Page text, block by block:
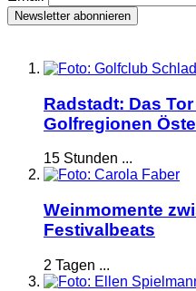
Radstadt: Das
Golfregionen
15 Stunden ...
Weinmomente
Festivalbeats
2 Tagen ...